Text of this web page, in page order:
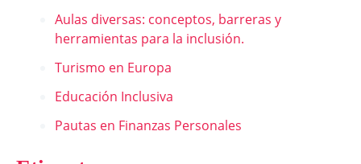
Aulas diversas: conceptos, barreras y
herramientas para la inclusión.
Turismo en Europa
Educación Inclusiva
Pautas en Finanzas Personales